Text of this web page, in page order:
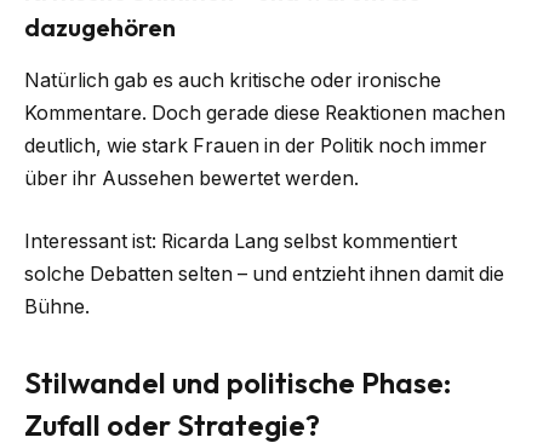
dazugehören
Natürlich gab es auch kritische oder ironische
Kommentare. Doch gerade diese Reaktionen machen
deutlich, wie stark Frauen in der Politik noch immer
über ihr Aussehen bewertet werden.
Interessant ist: Ricarda Lang selbst kommentiert
solche Debatten selten – und entzieht ihnen damit die
Bühne.
Stilwandel und politische Phase:
Zufall oder Strategie?